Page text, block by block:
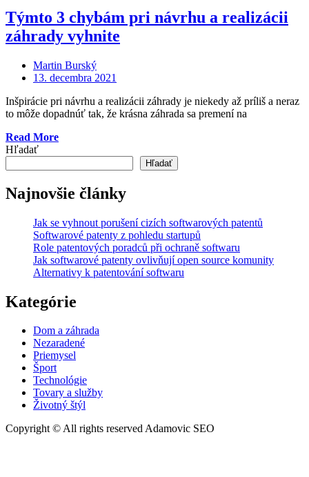
Týmto 3 chybám pri návrhu a realizácii
záhrady vyhnite
Martin Burský
Posted
13. decembra 2021
Inšpirácie pri návrhu a realizácii záhrady je niekedy až príliš a neraz
to môže dopadnúť tak, že krásna záhrada sa premení na
Read More„Týmto
pri
návrhu
a
záhrady
vyhnite“
Hľadať
Hľadať
Najnovšie články
Jak se vyhnout porušení cizích softwarových patentů
Softwarové patenty z pohledu startupů
Role patentových poradců při ochraně softwaru
Jak softwarové patenty ovlivňují open source komunity
Alternativy k patentování softwaru
Kategórie
Dom a záhrada
Nezaradené
Priemysel
Šport
Technológie
Tovary a služby
Životný štýl
Copyright © All rights reserved Adamovic SEO